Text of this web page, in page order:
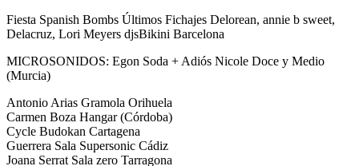
Fiesta Spanish Bombs Últimos Fichajes Delorean, annie b sweet,
Delacruz, Lori Meyers djsBikini Barcelona
MICROSONIDOS: Egon Soda + Adiós Nicole Doce y Medio
(Murcia)
Antonio Arias Gramola Orihuela
Carmen Boza Hangar (Córdoba)
Cycle Budokan Cartagena
Guerrera Sala Supersonic Cádiz
Joana Serrat Sala zero Tarragona